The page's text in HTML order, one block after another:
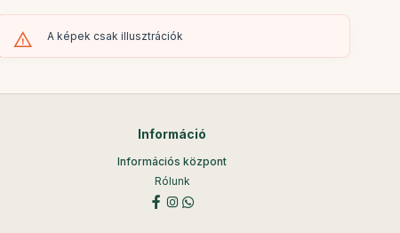
A képek csak illusztrációk
Információ
Információs központ
Rólunk